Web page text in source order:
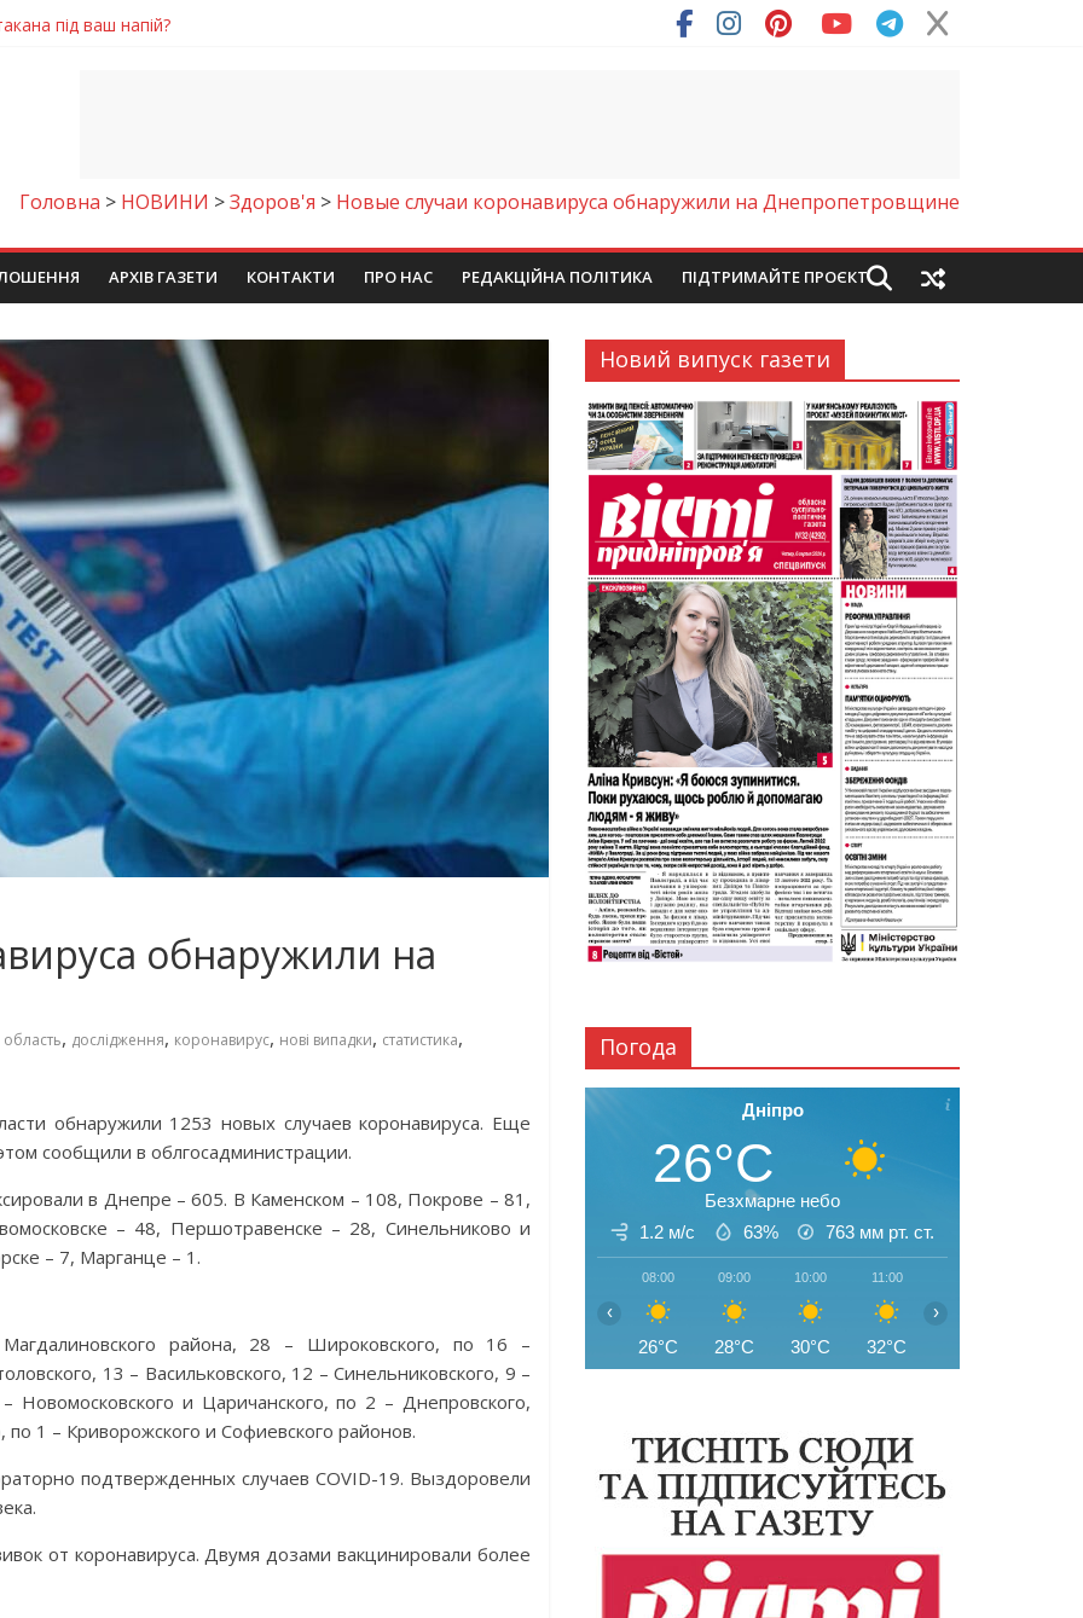
під ваш напій?
визнання
доступним безкоштовне гаряче харчування
домашній рецепт
Головна > НОВИНИ >Здоров'я > Новые случаи коронавируса обнаружили на Днепропетровщине
АРХІВ ГАЗЕТИ КОНТАКТИ ПРО НАС РЕДАКЦІЙНА ПОЛІТИКА ПІДТРИМАЙТЕ ПРОЄКТ
обнаружили на
, дослідження, коронавирус, нові випадки, статистика,
обнаружили 1253 новых случаев коронавируса. Еще
сообщили в облгосадминистрации.
в Днепре – 605. В Каменском – 108, Покрове – 81,
– 48, Першотравенске – 28, Синельниково и
– 7, Марганце – 1.
района, 28 – Широковского, по 16 –
13 – Васильковского, 12 – Синельниковского, 9 –
Новомосковского и Царичанского, по 2 – Днепровского,
по 1 – Криворожского и Софиевского районов.
подтвержденных случаев COVID-19. Выздоровели
от коронавируса. Двумя дозами вакцинировали более
Новий випуск газети
Погода
Дніпро
26°C
Безхмарне небо
1.2 м/с
63% 763 мм рт. ст.
08:00
26°C
09:00
28°C
10:00
30°C
11:00
32°C
‹ ›